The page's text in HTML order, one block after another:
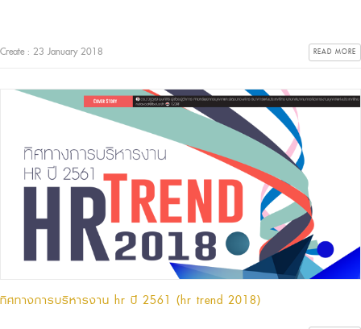
Create : 23 January 2018 READ MORE
ทิศทางการบริหารงาน hr ปี 2561 (hr trend 2018)